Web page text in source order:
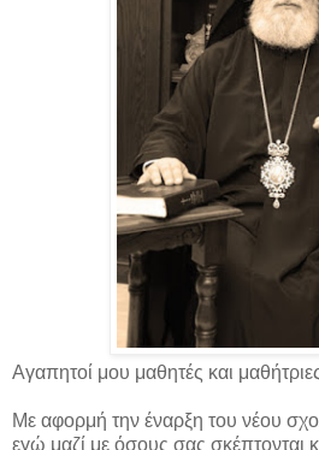
Αγαπητοί μου μαθητές και
Με αφορμή την έναρξη του νέου
εγώ μαζί με όσους σας σκέπτονται